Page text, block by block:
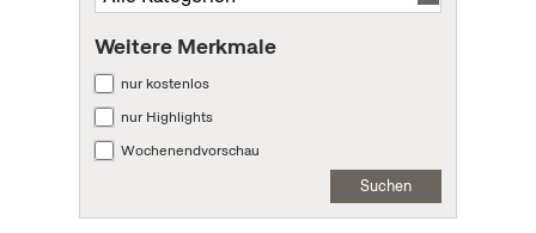
Weitere Merkmale
nur kostenlos
nur Highlights
Wochenendvorschau
Suchen